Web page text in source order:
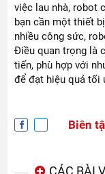
việc lau nhà, robot
bạn cần một thiết
nhiều công sức,
Điều quan trọng là
tiến, phù hợp với
để đạt hiệu quả tối
Biên
CÁC BÀI